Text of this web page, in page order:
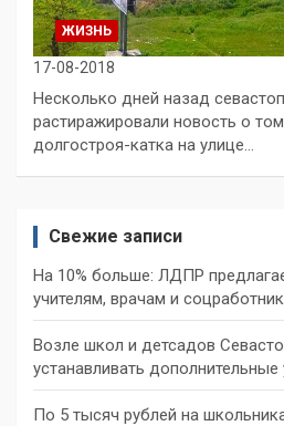
ЖИЗНЬ
17-08-2018
Несколько дней назад
растиражировали новость о
долгостроя-катка на улице…
Свежие записи
На 10% больше: ЛДПР
учителям, врачам и
Возле школ и детсадов
устанавливать дополнительные
По 5 тысяч рублей на